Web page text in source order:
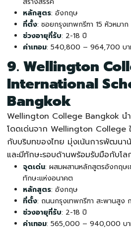
หลักสูตร: อังกฤษ
ที่ตั้ง: ซอยกรุงเทพกรีฑา 15 หัวหมา
ช่วงอายุที่รับ: 2-18 ปี
ค่าเทอม: 540,800 – 964,700 บ
9. Wellington
International
Bangkok
Wellington College Bangkok น
โดดเด่นจาก Wellington College
กับบริบทของไทย มุ่งเน้นการพัฒนานั
และมีทักษะรอบด้านพร้อมรับมือกับโล
จุดเด่น: ผสมผสานหลักสูตรอังกฤษ
ทักษะแห่งอนาคต
หลักสูตร: อังกฤษ
ที่ตั้ง: ถนนกรุงเทพกรีฑา สะพานสูง
ช่วงอายุที่รับ: 2-18 ปี
ค่าเทอม: 565,000 – 940,000 บ